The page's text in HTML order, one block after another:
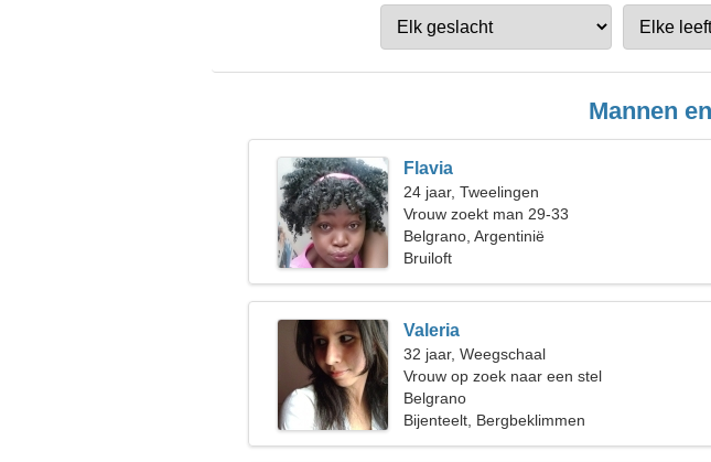
Mannen
Flavia
24 jaar, Tweelingen
Vrouw zoekt man 29-33
Belgrano, Argentinië
Bruiloft
Valeria
32 jaar, Weegschaal
Vrouw op zoek naar een stel
Belgrano
Bijenteelt, Bergbeklimmen